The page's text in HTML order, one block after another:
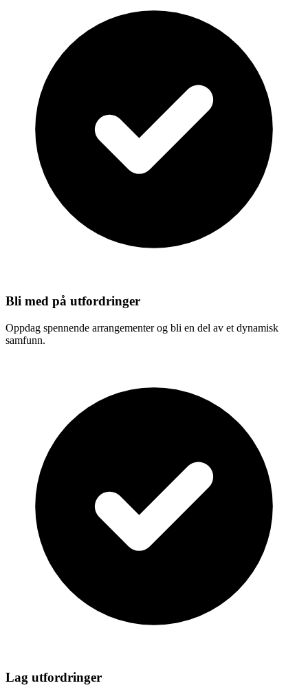
Bli med på utfordringer
Oppdag spennende arrangementer og bli en del av et dynamisk
samfunn.
Lag utfordringer